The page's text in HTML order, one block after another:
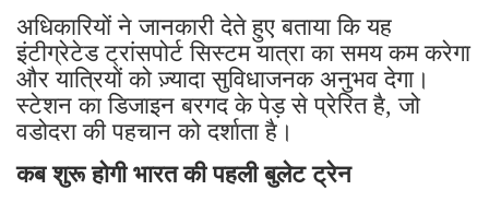
अधिकारियों ने जानकारी देते हुए बताया कि यह
इंटीग्रेटेड ट्रांसपोर्ट सिस्टम यात्रा का समय कम करेगा
और यात्रियों को ज़्यादा सुविधाजनक अनुभव देगा।
स्टेशन का डिजाइन बरगद के पेड़ से प्रेरित है, जो
वडोदरा की पहचान को दर्शाता है।
कब शुरू होगी भारत की पहली बुलेट ट्रेन